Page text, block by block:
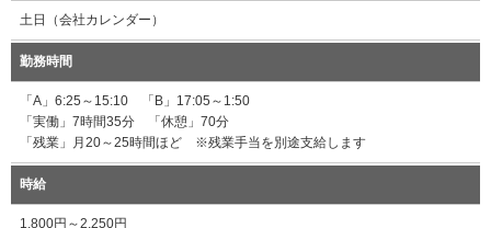
土日（会社カレンダー）
勤務時間
「A」6:25～15:10 「B」17:05～1:50
「実働」7時間35分 「休憩」70分
「残業」月20～25時間ほど ※残業手当を別途支給します
時給
1,800円～2,250円